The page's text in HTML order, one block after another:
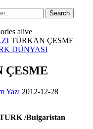
alive
TÜRKAN ÇESME
DÜNYASI
ÇESME
Yazı 2012-12-28
/Bulgaristan